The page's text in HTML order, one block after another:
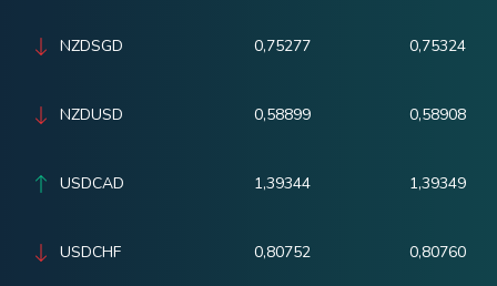
NZDSGD 0,75277 0,75324
NZDUSD 0,58899 0,58908
USDCAD 1,39344 1,39349
USDCHF 0,80752 0,80760